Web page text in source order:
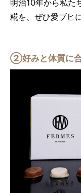
明治10年から私た
糀を、ぜひ愛ブヒ
②好みと体質に合